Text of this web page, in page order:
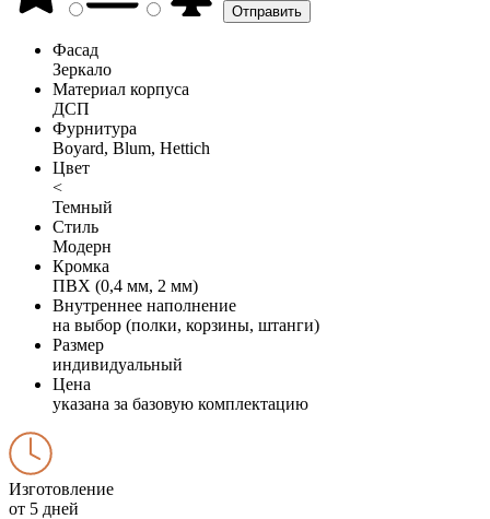
Фасад
Зеркало
Материал корпуса
ДСП
Фурнитура
Boyard, Blum, Hettich
Цвет
<
Темный
Стиль
Модерн
Кромка
ПВХ (0,4 мм, 2 мм)
Внутреннее наполнение
на выбор (полки, корзины, штанги)
Размер
индивидуальный
Цена
указана за базовую комплектацию
Изготовление
от 5 дней